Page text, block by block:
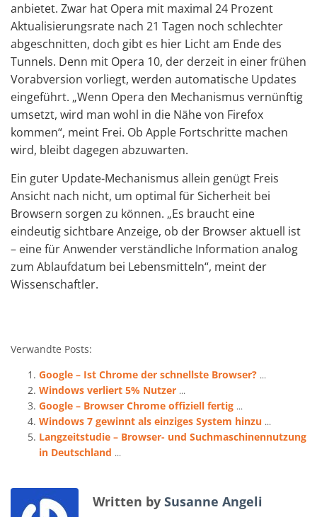
anbietet. Zwar hat Opera mit maximal 24 Prozent
Aktualisierungsrate nach 21 Tagen noch schlechter
abgeschnitten, doch gibt es hier Licht am Ende des
Tunnels. Denn mit Opera 10, der derzeit in einer frühen
Vorabversion vorliegt, werden automatische Updates
eingeführt. „Wenn Opera den Mechanismus vernünftig
umsetzt, wird man wohl in die Nähe von Firefox
kommen“, meint Frei. Ob Apple Fortschritte machen
wird, bleibt dagegen abzuwarten.
Ein guter Update-Mechanismus allein genügt Freis
Ansicht nach nicht, um optimal für Sicherheit bei
Browsern sorgen zu können. „Es braucht eine
eindeutig sichtbare Anzeige, ob der Browser aktuell ist
– eine für Anwender verständliche Information analog
zum Ablaufdatum bei Lebensmitteln“, meint der
Wissenschaftler.
Verwandte Posts:
Google – Ist Chrome der schnellste Browser? ...
Windows verliert 5% Nutzer ...
Google – Browser Chrome offiziell fertig ...
Windows 7 gewinnt als einziges System hinzu ...
Langzeitstudie – Browser- und Suchmaschinennutzung
in Deutschland ...
Written by Susanne Angeli